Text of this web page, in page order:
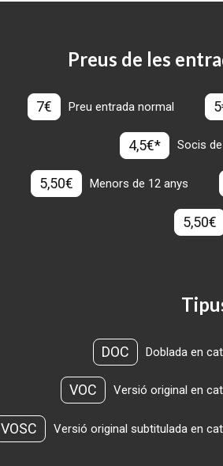
Preus de les
7€ Preu entrada normal
4,5€* Socis
5,50€ Menors de 12 anys
5,50€
DOC Doblada en
VOC Versió original en
VOSC Versió original subtitulada en